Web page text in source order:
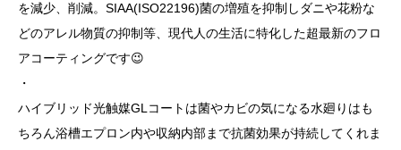
を減少、削減。SIAA(ISO22196)菌の増殖を抑制しダニや花粉な
どのアレル物質の抑制等、現代人の生活に特化した超最新のフロ
アコーティングです😉
・
ハイブリッド光触媒GLコートは菌やカビの気になる水廻りはも
ちろん浴槽エプロン内や収納内部まで抗菌効果が持続してくれま